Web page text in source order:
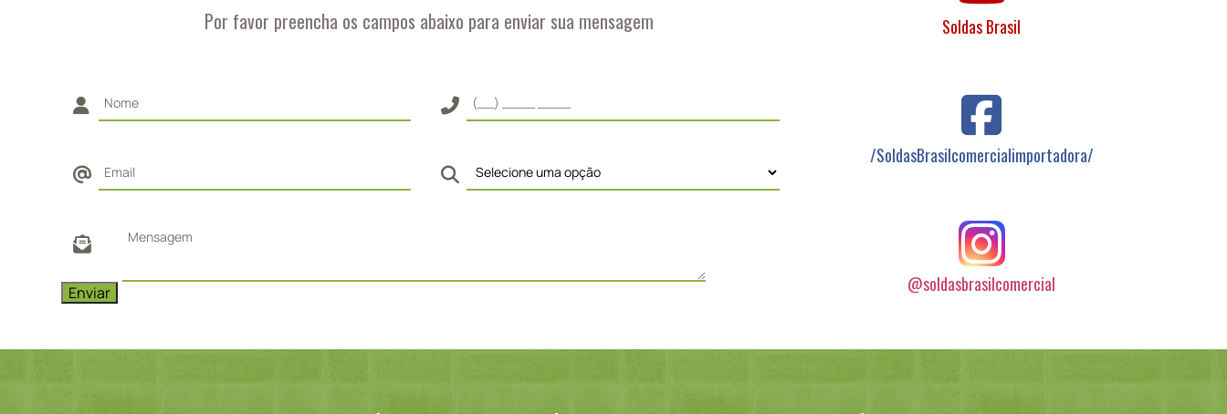
Por favor preencha os campos abaixo para enviar sua mensagem Soldas Brasil
/SoldasBrasilcomercialimportadora/
@soldasbrasilcomercial